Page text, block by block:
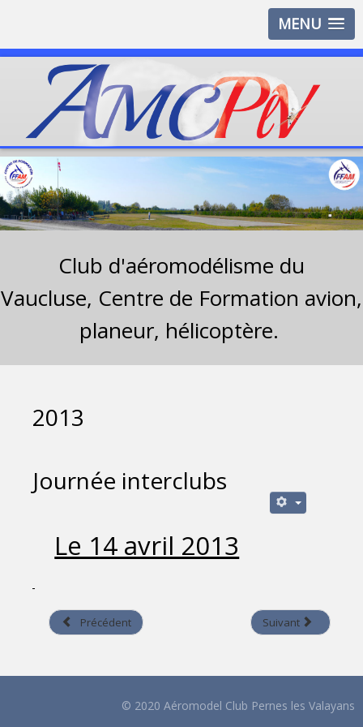
MENU
Club d'aéromodélisme du
Vaucluse, Centre de Formation avion,
planeur, hélicoptère.
2013
Journée interclubs
Le 14 avril 2013
Précédent Suivant
© 2020 Aéromodel Club Pernes les Valayans